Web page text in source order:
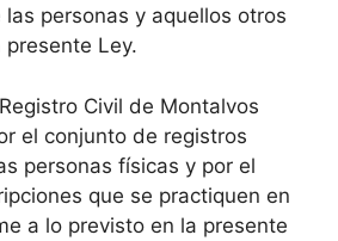
personas y aquellos otros
Ley.
Civil de Montalvos
el conjunto de registros
personas físicas y por el
que se practiquen en
a lo previsto en la presente